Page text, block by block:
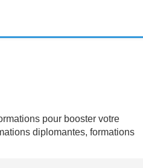
pour booster votre
diplomantes, formations